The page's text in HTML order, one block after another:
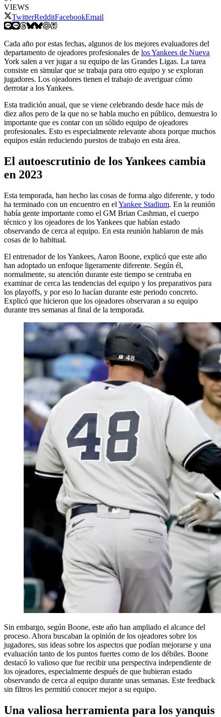
VIEWS
TwitterRedditFacebookEmail
Cada año por estas fechas, algunos de los mejores evaluadores del
departamento de ojeadores profesionales de los Yankees de Nueva
York salen a ver jugar a su equipo de las Grandes Ligas. La tarea
consiste en simular que se trabaja para otro equipo y se exploran
jugadores. Los ojeadores tienen el trabajo de averiguar cómo
derrotar a los Yankees.
Esta tradición anual, que se viene celebrando desde hace más de
diez años pero de la que no se habla mucho en público, demuestra lo
importante que es contar con un sólido equipo de ojeadores
profesionales. Esto es especialmente relevante ahora porque muchos
equipos están reduciendo puestos de trabajo en esta área.
El autoescrutinio de los Yankees cambia
en 2023
Esta temporada, han hecho las cosas de forma algo diferente, y todo
ha terminado con un encuentro en el Yankee Stadium. En la reunión
había gente importante como el GM Brian Cashman, el cuerpo
técnico y los ojeadores de los Yankees que habían estado
observando de cerca al equipo. En esta reunión hablaron de más
cosas de lo habitual.
El entrenador de los Yankees, Aaron Boone, explicó que este año
han adoptado un enfoque ligeramente diferente. Según él,
normalmente, su atención durante este tiempo se centraba en
examinar de cerca las tendencias del equipo y los preparativos para
los playoffs, y por eso lo hacían durante este periodo concreto.
Explicó que hicieron que los ojeadores observaran a su equipo
durante tres semanas al final de la temporada.
Sin embargo, según Boone, este año han ampliado el alcance del
proceso. Ahora buscaban la opinión de los ojeadores sobre los
jugadores, sus ideas sobre los aspectos que podían mejorarse y una
evaluación tanto de los puntos fuertes como de los débiles. Boone
destacó lo valioso que fue recibir una perspectiva independiente de
los ojeadores, especialmente después de que hubieran estado
observando de cerca al equipo durante unas semanas. Este feedback
sin filtros les permitió conocer mejor a su equipo.
Una valiosa herramienta para los yanquis